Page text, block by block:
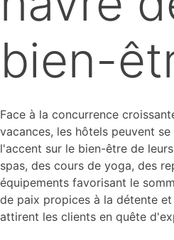
bien-
Face à la concurrence
vacances, les hôtels peuvent
l'accent sur le bien-être de
spas, des cours de yoga, des
équipements favorisant le
de paix propices à la détente
attirent les clients en quête